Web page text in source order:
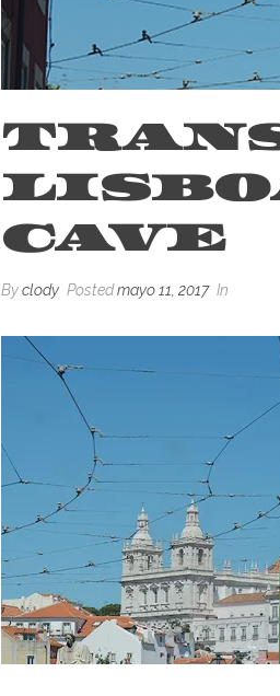
CAVE
Byclody Postedmayo 11, 2017 In